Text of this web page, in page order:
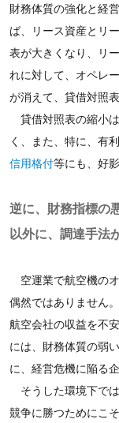
財務体質の強化と経
ば、リース資産とリ
表が大きくなり、リ
れに対して、オペレ
が消えて、貸借対照
貸借対照表の縮小
く、また、特に、有
信用格付等にも、好
逆に、財務指標の
以外に、調達手法
空運業で航空機のオ
偶然ではありません
航空会社の収益を不
には、財務体質の弱
に、経営危機に陥る
そうした環境下で
競争に勝つためにこ